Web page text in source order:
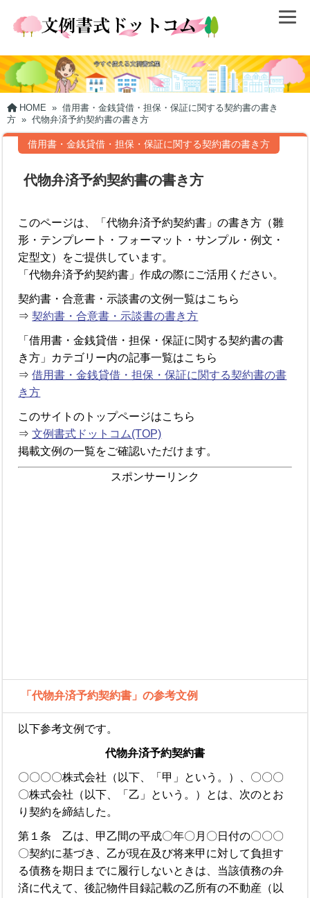
HOME » 借用書・金銭貸借・担保・保証に関する契約書の書き
方 » 代物弁済予約契約書の書き方
借用書・金銭貸借・担保・保証に関する契約書の書き方
代物弁済予約契約書の書き方
このページは、「代物弁済予約契約書」の書き方（雛
形・テンプレート・フォーマット・サンプル・例文・
定型文）をご提供しています。
「代物弁済予約契約書」作成の際にご活用ください。
契約書・合意書・示談書の文例一覧はこちら
⇒契約書・合意書・示談書の書き方
「借用書・金銭貸借・担保・保証に関する契約書の書
き方」カテゴリー内の記事一覧はこちら
⇒借用書・金銭貸借・担保・保証に関する契約書の書
き方
このサイトのトップページはこちら
⇒文例書式ドットコム(TOP)
掲載文例の一覧をご確認いただけます。
スポンサーリンク
「代物弁済予約契約書」の参考文例
以下参考文例です。
代物弁済予約契約書
〇〇〇〇株式会社（以下、「甲」という。）、〇〇〇
〇株式会社（以下、「乙」という。）とは、次のとお
り契約を締結した。
第１条 乙は、甲乙間の平成〇年〇月〇日付の〇〇〇
〇契約に基づき、乙が現在及び将来甲に対して負担す
る債務を期日までに履行しないときは、当該債務の弁
済に代えて、後記物件目録記載の乙所有の不動産（以